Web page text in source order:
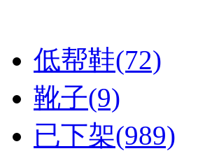
低帮鞋(72)
靴子(9)
已下架(989)